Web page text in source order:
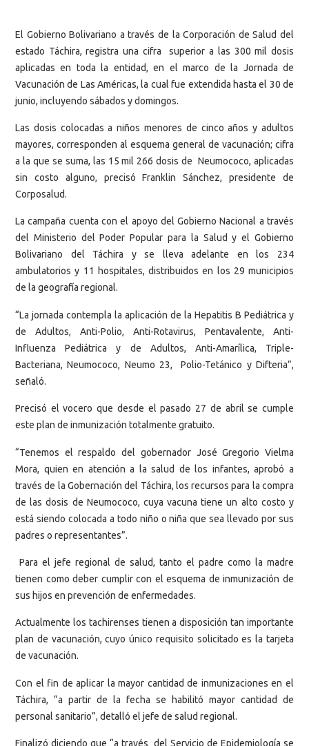
El Gobierno Bolivariano a través de la Corporación de Salud del
estado Táchira, registra una cifra superior a las 300 mil dosis
aplicadas en toda la entidad, en el marco de la Jornada de
Vacunación de Las Américas, la cual fue extendida hasta el 30 de
junio, incluyendo sábados y domingos.
Las dosis colocadas a niños menores de cinco años y adultos
mayores, corresponden al esquema general de vacunación; cifra
a la que se suma, las 15 mil 266 dosis de Neumococo, aplicadas
sin costo alguno, precisó Franklin Sánchez, presidente de
Corposalud.
La campaña cuenta con el apoyo del Gobierno Nacional a través
del Ministerio del Poder Popular para la Salud y el Gobierno
Bolivariano del Táchira y se lleva adelante en los 234
ambulatorios y 11 hospitales, distribuidos en los 29 municipios
de la geografía regional.
“La jornada contempla la aplicación de la Hepatitis B Pediátrica y
de Adultos, Anti-Polio, Anti-Rotavirus, Pentavalente, Anti-
Influenza Pediátrica y de Adultos, Anti-Amarílica, Triple-
Bacteriana, Neumococo, Neumo 23, Polio-Tetánico y Difteria”,
señaló.
Precisó el vocero que desde el pasado 27 de abril se cumple
este plan de inmunización totalmente gratuito.
“Tenemos el respaldo del gobernador José Gregorio Vielma
Mora, quien en atención a la salud de los infantes, aprobó a
través de la Gobernación del Táchira, los recursos para la compra
de las dosis de Neumococo, cuya vacuna tiene un alto costo y
está siendo colocada a todo niño o niña que sea llevado por sus
padres o representantes”.
Para el jefe regional de salud, tanto el padre como la madre
tienen como deber cumplir con el esquema de inmunización de
sus hijos en prevención de enfermedades.
Actualmente los tachirenses tienen a disposición tan importante
plan de vacunación, cuyo único requisito solicitado es la tarjeta
de vacunación.
Con el fin de aplicar la mayor cantidad de inmunizaciones en el
Táchira, “a partir de la fecha se habilitó mayor cantidad de
personal sanitario”, detalló el jefe de salud regional.
Finalizó diciendo que “a través del Servicio de Epidemiología se